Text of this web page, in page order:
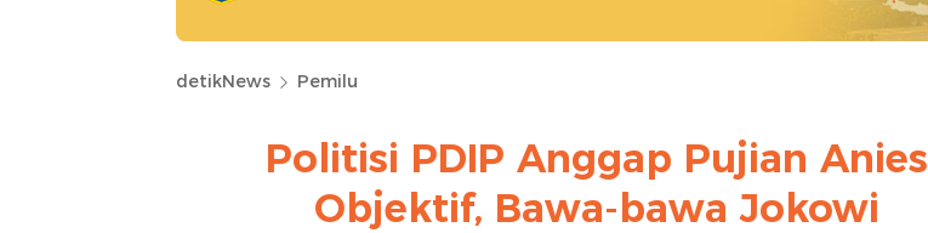
detikNews Pemilu
Politisi PDIP Anggap Pujian Anies
Objektif, Bawa-bawa Jokowi